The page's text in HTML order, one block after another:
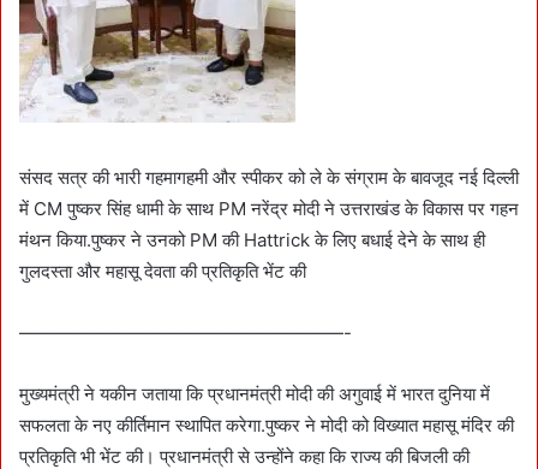
संसद सत्र की भारी गहमागहमी और स्पीकर को ले के संग्राम के बावजूद नई दिल्ली
में CM पुष्कर सिंह धामी के साथ PM नरेंद्र मोदी ने उत्तराखंड के विकास पर गहन
मंथन किया.पुष्कर ने उनको PM की Hattrick के लिए बधाई देने के साथ ही
गुलदस्ता और महासू देवता की प्रतिकृति भेंट की
——————————————————-
मुख्यमंत्री ने यकीन जताया कि प्रधानमंत्री मोदी की अगुवाई में भारत दुनिया में
सफलता के नए कीर्तिमान स्थापित करेगा.पुष्कर ने मोदी को विख्यात महासू मंदिर की
प्रतिकृति भी भेंट की। प्रधानमंत्री से उन्होंने कहा कि राज्य की बिजली की